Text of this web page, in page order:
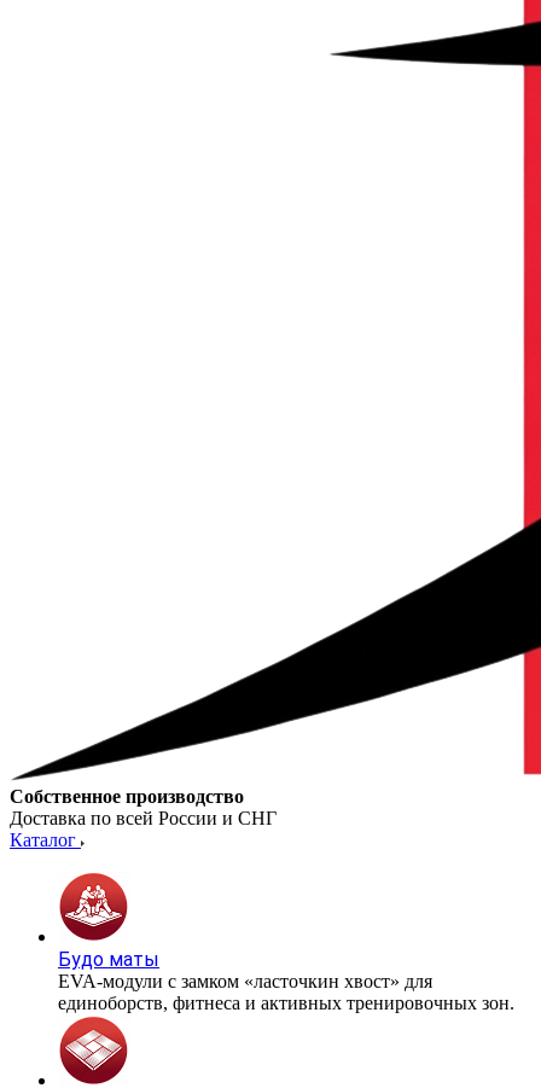
Собственное производство
Доставка по всей России и СНГ
Каталог
Будо маты
EVA-модули с замком «ласточкин хвост» для
единоборств, фитнеса и активных тренировочных зон.